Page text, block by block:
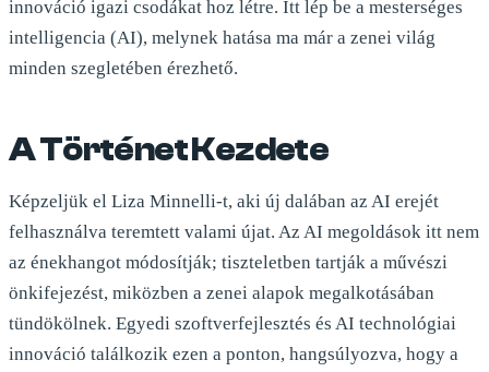
innováció igazi csodákat hoz létre. Itt lép be a mesterséges
intelligencia (AI), melynek hatása ma már a zenei világ
minden szegletében érezhető.
A Történet Kezdete
Képzeljük el Liza Minnelli-t, aki új dalában az AI erejét
felhasználva teremtett valami újat. Az AI megoldások itt nem
az énekhangot módosítják; tiszteletben tartják a művészi
önkifejezést, miközben a zenei alapok megalkotásában
tündökölnek. Egyedi szoftverfejlesztés és AI technológiai
innováció találkozik ezen a ponton, hangsúlyozva, hogy a